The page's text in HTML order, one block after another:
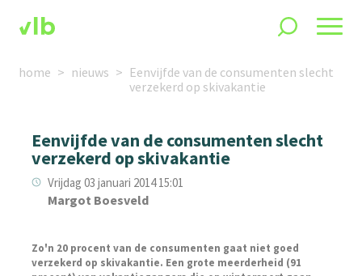
home nieuws
Eenvijfde van de consumenten slecht
verzekerd op skivakantie
Eenvijfde van de consumenten slecht
verzekerd op skivakantie
Vrijdag 03 januari 2014 15:01
Margot Boesveld
Zo'n 20 procent van de consumenten gaat niet goed
verzekerd op skivakantie. Een grote meerderheid (91